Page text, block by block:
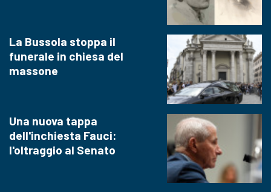
La Bussola stoppa il
funerale in chiesa del
massone
Una nuova tappa
dell'inchiesta Fauci:
l'oltraggio al Senato